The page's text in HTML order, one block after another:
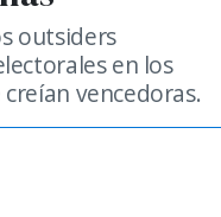
outsiders
en los
vencedoras.